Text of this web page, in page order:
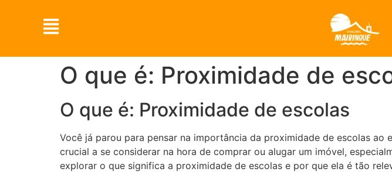
O que é: Proximidade de
O que é: Proximidade de escolas
Você já parou para pensar na importância da proximidade de escolas
crucial a se considerar na hora de comprar ou alugar um imóvel,
explorar o que significa a proximidade de escolas e por que ela é tão